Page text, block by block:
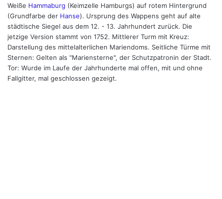
Weiße Hammaburg (Keimzelle Hamburgs) auf rotem Hintergrund
(Grundfarbe der Hanse). Ursprung des Wappens geht auf alte
städtische Siegel aus dem 12. - 13. Jahrhundert zurück. Die
jetzige Version stammt von 1752. Mittlerer Turm mit Kreuz:
Darstellung des mittelalterlichen Mariendoms. Seitliche Türme mit
Sternen: Gelten als "Mariensterne", der Schutzpatronin der Stadt.
Tor: Wurde im Laufe der Jahrhunderte mal offen, mit und ohne
Fallgitter, mal geschlossen gezeigt.